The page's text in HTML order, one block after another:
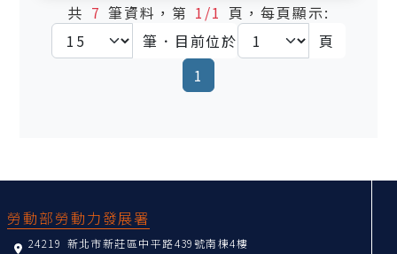
共 7筆資料，第 1/1 頁，每頁顯示:
筆．目前位於
頁
1
勞動部勞動力發展署
24219 新北市新莊區中平路439號南棟4樓